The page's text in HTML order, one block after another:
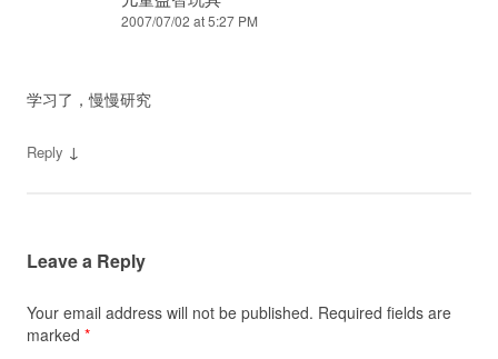
2007/07/02 at 5:27 PM
学习了，慢慢研究
Reply ↓
Leave a Reply
Your email address will not be published. Required fields are
marked *